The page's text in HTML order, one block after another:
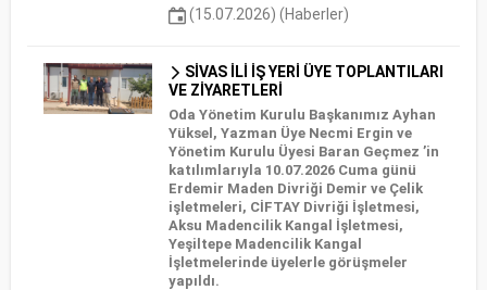
(15.07.2026) (Haberler)
SİVAS İLİ İŞ YERİ ÜYE TOPLANTILARI
VE ZİYARETLERİ
Oda Yönetim Kurulu Başkanımız Ayhan
Yüksel, Yazman Üye Necmi Ergin ve
Yönetim Kurulu Üyesi Baran Geçmez ’in
katılımlarıyla 10.07.2026 Cuma günü
Erdemir Maden Divriği Demir ve Çelik
işletmeleri, CİFTAY Divriği İşletmesi,
Aksu Madencilik Kangal İşletmesi,
Yeşiltepe Madencilik Kangal
İşletmelerinde üyelerle görüşmeler
yapıldı.